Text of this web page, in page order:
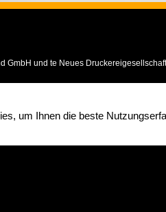
GmbH und te Neues
um Ihnen die beste